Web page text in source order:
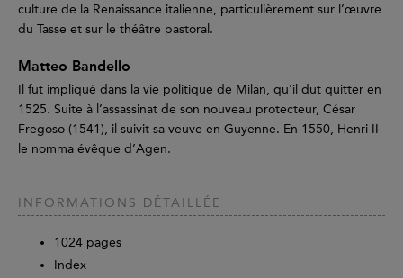
culture de la Renaissance italienne, particulièrement sur l’œuvre
du Tasse et sur le théâtre pastoral.
Matteo Bandello
Il fut impliqué dans la vie politique de Milan, qu'il dut quitter en
1525. Suite à l’assassinat de son nouveau protecteur, César
Fregoso (1541), il suivit sa veuve en Guyenne. En 1550, Henri II
le nomma évêque d’Agen.
INFORMATIONS DÉTAILLÉE
1024 pages
Index